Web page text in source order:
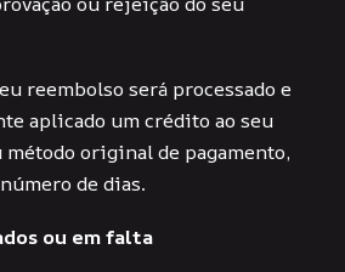
reembolso será processado e
aplicado um crédito ao seu
original de pagamento,
de dias.
ou em falta